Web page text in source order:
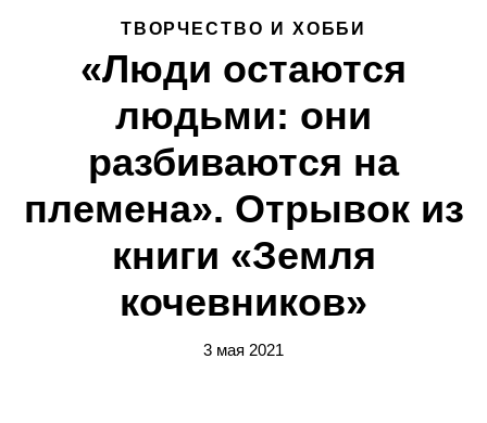
ТВОРЧЕСТВО И ХОББИ
«Люди остаются
людьми: они
разбиваются на
племена». Отрывок из
книги «Земля
кочевников»
3 мая 2021